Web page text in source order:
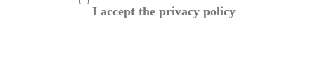
I accept the privacy policy